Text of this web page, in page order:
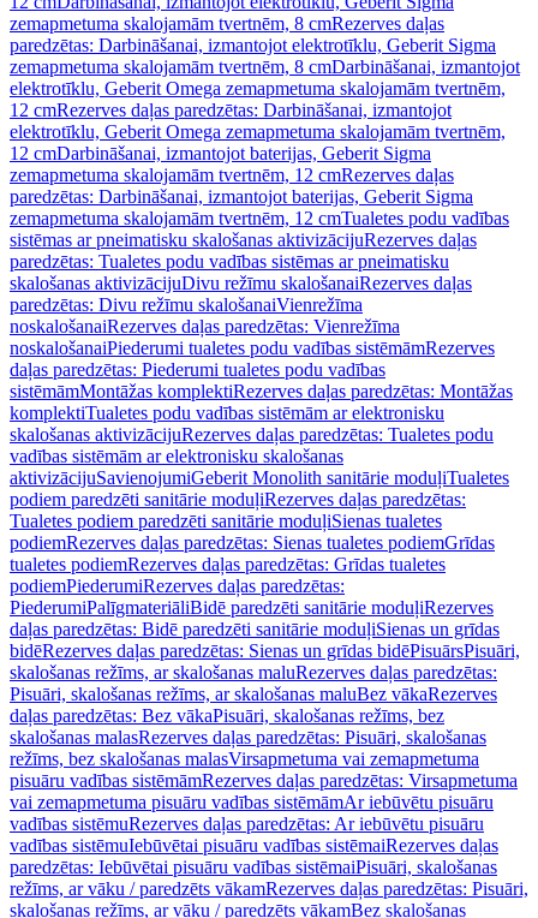
zemapmetuma skalojamām tvertnēm, 8 cmRezerves daļas
paredzētas: Darbināšanai, izmantojot elektrotīklu, Geberit Sigma
zemapmetuma skalojamām tvertnēm, 8 cmDarbināšanai, izmantojot
elektrotīklu, Geberit Omega zemapmetuma skalojamām tvertnēm,
12 cmRezerves daļas paredzētas: Darbināšanai, izmantojot
elektrotīklu, Geberit Omega zemapmetuma skalojamām tvertnēm,
12 cmDarbināšanai, izmantojot baterijas, Geberit Sigma
zemapmetuma skalojamām tvertnēm, 12 cmRezerves daļas
paredzētas: Darbināšanai, izmantojot baterijas, Geberit Sigma
zemapmetuma skalojamām tvertnēm, 12 cmTualetes podu vadības
sistēmas ar pneimatisku skalošanas aktivizācijuRezerves daļas
paredzētas: Tualetes podu vadības sistēmas ar pneimatisku
skalošanas aktivizācijuDivu režīmu skalošanaiRezerves daļas
paredzētas: Divu režīmu skalošanaiVienrežīma
noskalošanaiRezerves daļas paredzētas: Vienrežīma
noskalošanaiPiederumi tualetes podu vadības sistēmāmRezerves
daļas paredzētas: Piederumi tualetes podu vadības
sistēmāmMontāžas komplektiRezerves daļas paredzētas: Montāžas
komplektiTualetes podu vadības sistēmām ar elektronisku
skalošanas aktivizācijuRezerves daļas paredzētas: Tualetes podu
vadības sistēmām ar elektronisku skalošanas
aktivizācijuSavienojumiGeberit Monolith sanitārie moduļiTualetes
podiem paredzēti sanitārie moduļiRezerves daļas paredzētas:
Tualetes podiem paredzēti sanitārie moduļiSienas tualetes
podiemRezerves daļas paredzētas: Sienas tualetes podiemGrīdas
tualetes podiemRezerves daļas paredzētas: Grīdas tualetes
podiemPiederumiRezerves daļas paredzētas:
PiederumiPalīgmateriāliBidē paredzēti sanitārie moduļiRezerves
daļas paredzētas: Bidē paredzēti sanitārie moduļiSienas un grīdas
bidēRezerves daļas paredzētas: Sienas un grīdas bidēPisuārsPisuāri,
skalošanas režīms, ar skalošanas maluRezerves daļas paredzētas:
Pisuāri, skalošanas režīms, ar skalošanas maluBez vākaRezerves
daļas paredzētas: Bez vākaPisuāri, skalošanas režīms, bez
skalošanas malasRezerves daļas paredzētas: Pisuāri, skalošanas
režīms, bez skalošanas malasVirsapmetuma vai zemapmetuma
pisuāru vadības sistēmāmRezerves daļas paredzētas: Virsapmetuma
vai zemapmetuma pisuāru vadības sistēmāmAr iebūvētu pisuāru
vadības sistēmuRezerves daļas paredzētas: Ar iebūvētu pisuāru
vadības sistēmuIebūvētai pisuāru vadības sistēmaiRezerves daļas
paredzētas: Iebūvētai pisuāru vadības sistēmaiPisuāri, skalošanas
režīms, ar vāku / paredzēts vākamRezerves daļas paredzētas: Pisuāri,
skalošanas režīms, ar vāku / paredzēts vākamBez skalošanas